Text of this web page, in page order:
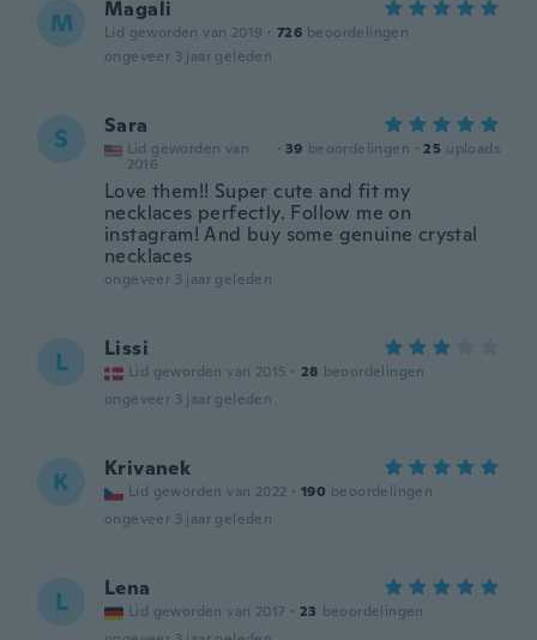
M Magali
Lid geworden van 2019 · 726 beoordelingen
ongeveer 3 jaar geleden
S Sara
Lid geworden van
2016
· 39 beoordelingen · 25 uploads
Love them!! Super cute and fit my
necklaces perfectly. Follow me on
instagram! And buy some genuine crystal
necklaces
ongeveer 3 jaar geleden
L Lissi
Lid geworden van 2015 · 28 beoordelingen
ongeveer 3 jaar geleden
K Krivanek
Lid geworden van 2022 · 190 beoordelingen
ongeveer 3 jaar geleden
L Lena
Lid geworden van 2017 · 23 beoordelingen